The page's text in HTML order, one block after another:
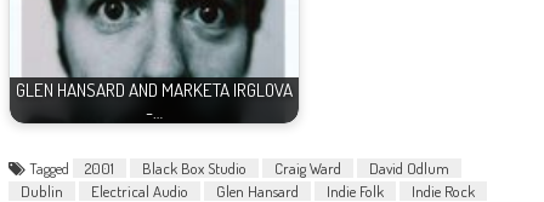
GLEN HANSARD AND MARKETA IRGLOVA
-…
Tagged 2001 Black Box Studio Craig Ward
David Odlum
Dublin
Electrical Audio Glen Hansard Indie Folk
Indie Rock